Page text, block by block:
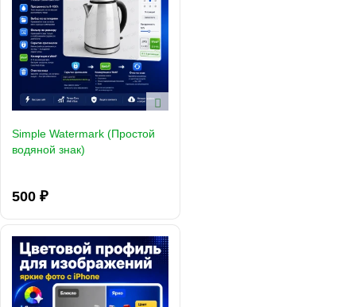
Simple Watermark (Простой
водяной знак)
500 ₽